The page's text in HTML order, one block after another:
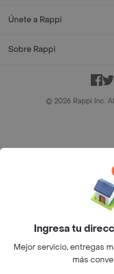
Únete a Rappi
Sobre Rappi
© 2026 Rappi Inc.
Bogotá D.C. ---
Ingresa tu
Mejor servicio, entregas
más